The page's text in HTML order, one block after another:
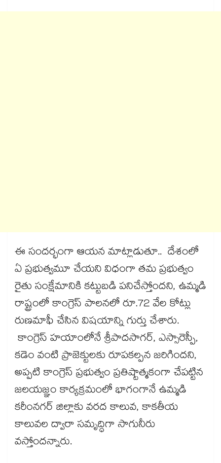
ఈ సందర్భంగా ఆయన మాట్లాడుతూ.. దేశంలో
ఏ ప్రభుత్వమూ చేయని విధంగా తమ ప్రభుత్వం
రైతు సంక్షేమానికి కట్టుబడి పనిచేస్తోందని, ఉమ్మడి
రాష్ట్రంలో కాంగ్రెస్ పాలనలో రూ.72 వేల కోట్లు
రుణమాఫీ చేసిన విషయాన్ని గుర్తు చేశారు.
కాంగ్రెస్ హయాంలోనే శ్రీపాదసాగర్, ఎస్సారెస్పీ,
కడెం వంటి ప్రాజెక్టులకు రూపకల్పన జరిగిందని,
అప్పటి కాంగ్రెస్ ప్రభుత్వం ప్రతిష్టాత్మకంగా చేపట్టిన
జలయజ్ఞం కార్యక్రమంలో భాగంగానే ఉమ్మడి
కరీంనగర్ జిల్లాకు వరద కాలువ, కాకతీయ
కాలువల ద్వారా సమృద్ధిగా సాగునీరు
వస్తోందన్నారు.